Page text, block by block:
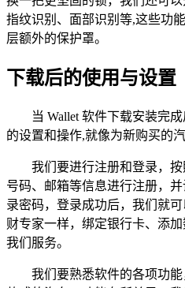
指纹识别、面部识别等,这些功
层额外的保护罩。
下载后的使用与设置
当 Wallet 软件下载安装完
的设置和操作,就像为新购买的
我们要进行注册和登录，
号码、邮箱等信息进行注册，
录密码，登录成功后，我们就
财专家一样，绑定银行卡、添
我们服务。
我们要熟悉软件的各项功